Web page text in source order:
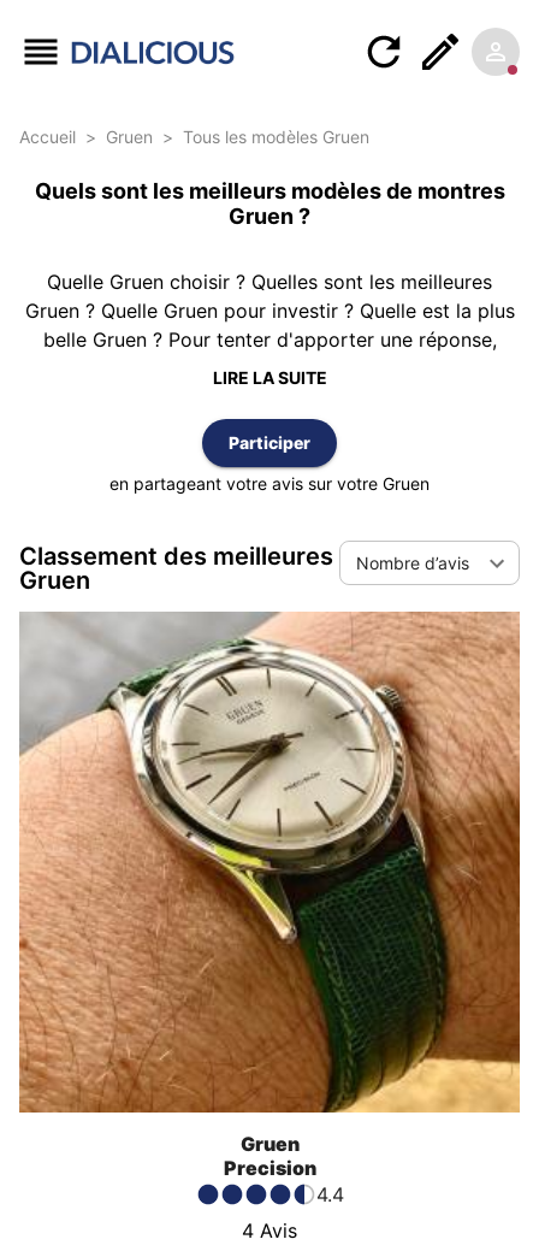
Accueil > Gruen > Tous les modèles Gruen
Quels sont les meilleurs modèles de montres
Gruen ?
Quelle Gruen choisir ? Quelles sont les meilleures
Gruen ? Quelle Gruen pour investir ? Quelle est la plus
belle Gruen ? Pour tenter d'apporter une réponse,
Dialicious vous propose ce classement des montres
possédant au moins une Gruen. Le classement est
réalisé selon la meilleure note moyenne et vous
pouvez également trier cette liste par nombre d’avis
LIRE LA SUITE
Participer
en partageant votre avis sur votre Gruen
Classement des meilleures
Gruen
Nombre d’avis
Gruen
Precision
4.4
4 Avis